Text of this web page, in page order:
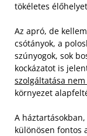
tökéletes
Az apró, de
csótányok, a
szúnyogok, sok
kockázatot is
szolgáltatása
környezet
A
különösen fontos